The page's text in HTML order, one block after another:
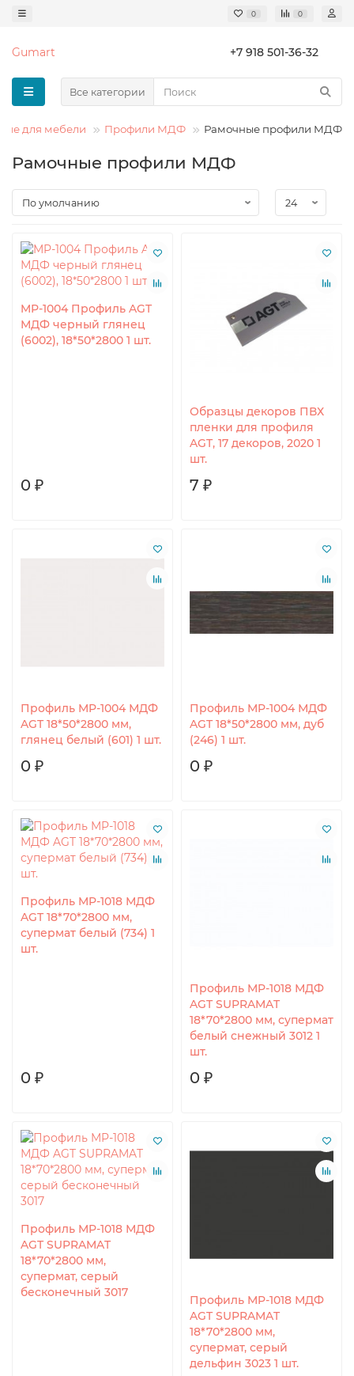
0 0
Gumart +7 918 501-36-32
Все категории
для мебели Профили МДФ Рамочные профили МДФ
Рамочные профили МДФ
MP-1004 Профиль AGT
МДФ черный глянец
(6002), 18*50*2800 1 шт.
0 ₽
Образцы декоров ПВХ
пленки для профиля
AGT, 17 декоров, 2020 1
шт.
7 ₽
Профиль MP-1004 МДФ
AGT 18*50*2800 мм,
глянец белый (601) 1 шт.
0 ₽
Профиль MP-1004 МДФ
AGT 18*50*2800 мм, дуб
(246) 1 шт.
0 ₽
Профиль MP-1018 МДФ
AGT 18*70*2800 мм,
супермат белый (734) 1
шт.
0 ₽
Профиль MP-1018 МДФ
AGT SUPRAMAT
18*70*2800 мм, супермат
белый снежный 3012 1
шт.
0 ₽
Профиль MP-1018 МДФ
AGT SUPRAMAT
18*70*2800 мм,
супермат, серый
бесконечный 3017
Профиль MP-1018 МДФ
AGT SUPRAMAT
18*70*2800 мм,
супермат, серый
дельфин 3023 1 шт.